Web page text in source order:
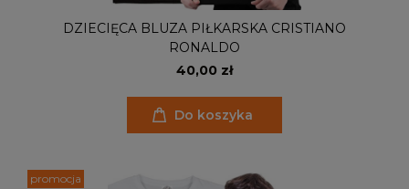
DZIECIĘCA BLUZA PIŁKARSKA CRISTIANO
RONALDO
40,00 zł
Do koszyka
promocja